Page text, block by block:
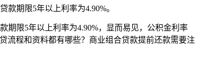
期限5年以上利率为4.90%。
期限5年以上利率为4.90%，显而易见，公积金利率
流程和资料都有哪些？商业组合贷款提前还款需要注